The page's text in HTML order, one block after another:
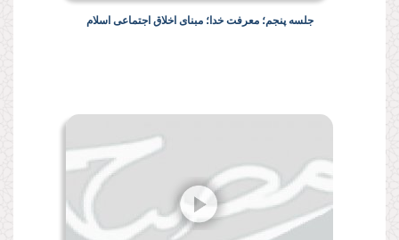
جلسه پنجم؛ معرفت خدا؛ مبنای اخلاق اجتماعی اسلام